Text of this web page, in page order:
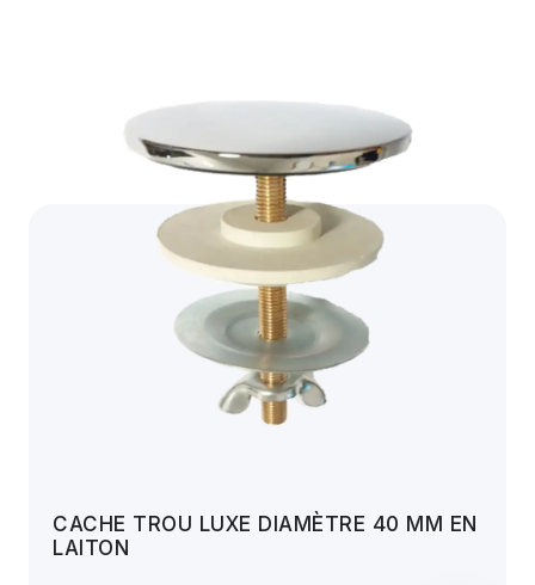
CACHE TROU LUXE DIAMÈTRE 40 MM EN
LAITON